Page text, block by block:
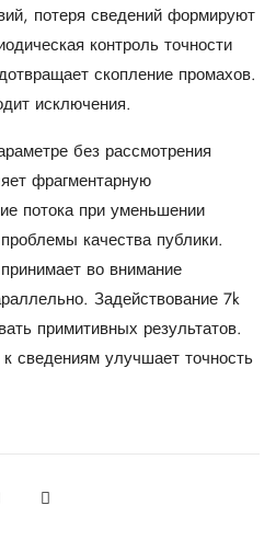
потеря сведений формируют
контроль точности
скопление промахов.
исключения.
без рассмотрения
фрагментарную
потока при уменьшении
качества публики.
во внимание
Задействование 7k
примитивных результатов.
сведениям улучшает точность